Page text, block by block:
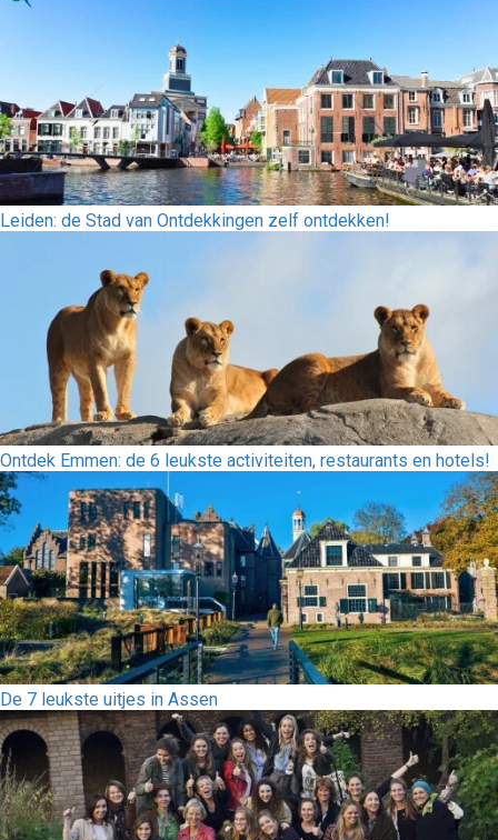
Leiden: de Stad van Ontdekkingen zelf ontdekken!
Ontdek Emmen: de 6 leukste activiteiten, restaurants en hotels!
De 7 leukste uitjes in Assen